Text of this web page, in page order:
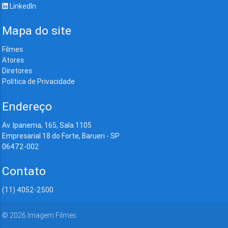
LinkedIn
Mapa do site
Filmes
Atores
Diretores
Política de Privacidade
Endereço
Av. Ipanema, 165, Sala 1105
Empresarial 18 do Forte, Barueri - SP
06472-002
Contato
(11) 4052-2500
© 2026 Imagem Filmes